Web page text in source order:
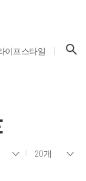
이프스타일